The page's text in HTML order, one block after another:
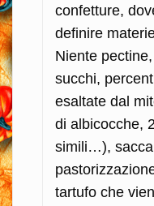
confetture,
definire
Niente
succhi,
esaltate dal
di albicocche,
simili…),
tartufo che